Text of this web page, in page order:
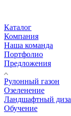
Каталог
Компания
Наша команда
Портфолио
Предложения
Рулонный газон
Озеленение
Ландшафтный
Обучение